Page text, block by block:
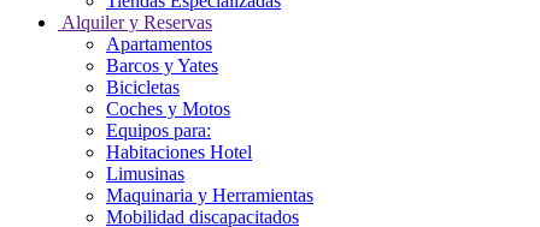
Alquiler y Reservas
Apartamentos
Barcos y Yates
Bicicletas
Coches y Motos
Equipos para:
Habitaciones Hotel
Limusinas
Maquinaria y Herramientas
Mobilidad discapacitados